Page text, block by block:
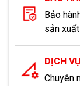
Bảo
sản xuất
DỊCH
Chuyên